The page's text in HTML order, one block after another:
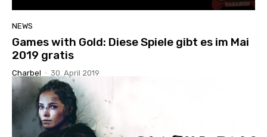
NEWS
Games with Gold: Diese Spiele gibt es im Mai
2019 gratis
Charbel - 30. April 2019